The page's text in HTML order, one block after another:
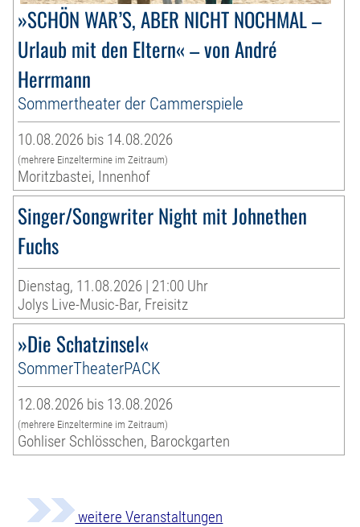
»SCHÖN WAR’S, ABER NICHT NOCHMAL –
Urlaub mit den Eltern« – von André
Herrmann
Sommertheater der Cammerspiele
10.08.2026 bis 14.08.2026
(mehrere Einzeltermine im Zeitraum)
Moritzbastei, Innenhof
Singer/Songwriter Night mit Johnethen
Fuchs
Dienstag, 11.08.2026 | 21:00 Uhr
Jolys Live-Music-Bar, Freisitz
»Die Schatzinsel«
SommerTheaterPACK
12.08.2026 bis 13.08.2026
(mehrere Einzeltermine im Zeitraum)
Gohliser Schlösschen, Barockgarten
weitere Veranstaltungen